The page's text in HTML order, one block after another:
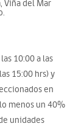
Viña del Mar
10:00 a las
15:00 hrs) y
en
menos un 40%
unidades